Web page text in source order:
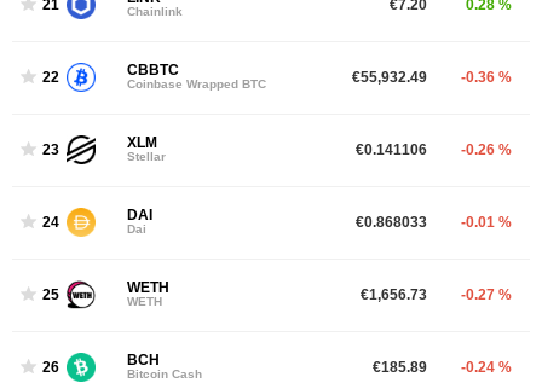
21 Chainlink €7.20 0.28 %
22 CBBTC
Coinbase Wrapped BTC €55,932.49 -0.36 %
23 XLM
Stellar €0.141106 -0.26 %
24 DAI
Dai €0.868033 -0.01 %
25 WETH
WETH €1,656.73 -0.27 %
26 BCH
Bitcoin Cash €185.89 -0.24 %